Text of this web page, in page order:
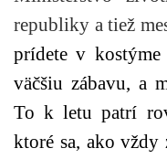
republiky a tiež
prídete v
väčšiu zábavu, a
To k letu patrí
ktoré sa, ako vždy